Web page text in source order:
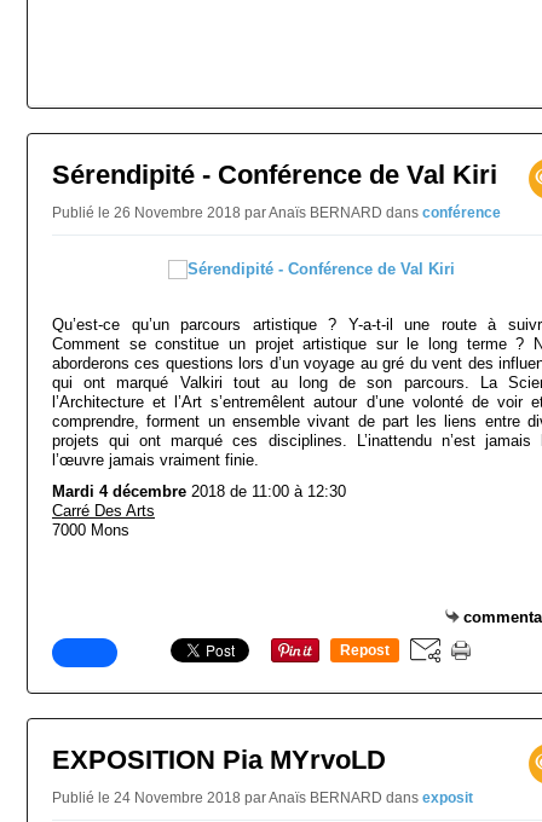
Sérendipité - Conférence de Val Kiri
Publié le 26 Novembre 2018 par Anaïs BERNARD dans conférence
Qu’est-ce qu’un parcours artistique ? Y-a-t-il une route à
Comment se constitue un projet artistique sur le long terme ?
aborderons ces questions lors d’un voyage au gré du vent des
qui ont marqué Valkiri tout au long de son parcours. La
l’Architecture et l’Art s’entremêlent autour d’une volonté de voir
comprendre, forment un ensemble vivant de part les liens entre
projets qui ont marqué ces disciplines. L’inattendu n’est jamais
l’œuvre jamais vraiment finie.
Mardi 4 décembre 2018 de 11:00 à 12:30
Carré Des Arts
7000 Mons
Repost
EXPOSITION Pia MYrvoLD
Publié le 24 Novembre 2018 par Anaïs BERNARD dans exposit